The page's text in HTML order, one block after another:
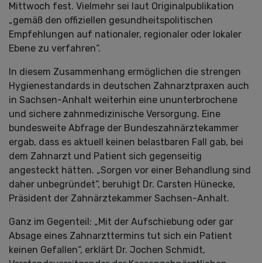
Mittwoch fest. Vielmehr sei laut Originalpublikation
„gemäß den offiziellen gesundheitspolitischen
Empfehlungen auf nationaler, regionaler oder lokaler
Ebene zu verfahren“.
In diesem Zusammenhang ermöglichen die strengen
Hygienestandards in deutschen Zahnarztpraxen auch
in Sachsen-Anhalt weiterhin eine ununterbrochene
und sichere zahnmedizinische Versorgung. Eine
bundesweite Abfrage der Bundeszahnärztekammer
ergab, dass es aktuell keinen belastbaren Fall gab, bei
dem Zahnarzt und Patient sich gegenseitig
angesteckt hätten. „Sorgen vor einer Behandlung sind
daher unbegründet“, beruhigt Dr. Carsten Hünecke,
Präsident der Zahnärztekammer Sachsen-Anhalt.
Ganz im Gegenteil: „Mit der Aufschiebung oder gar
Absage eines Zahnarzttermins tut sich ein Patient
keinen Gefallen“, erklärt Dr. Jochen Schmidt,